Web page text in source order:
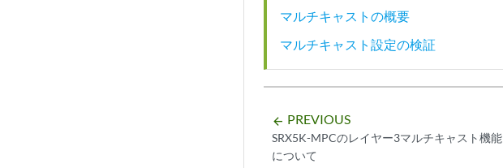
マルチキャストの概要
マルチキャスト設定の検証
arrow_backward PREVIOUS
SRX5K-MPCのレイヤー3マルチキャスト機能
について